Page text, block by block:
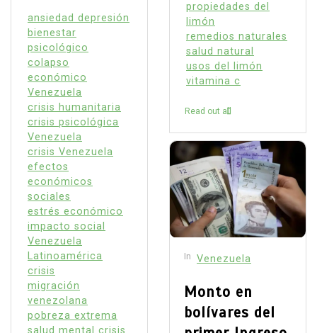
ansiedad depresión
bienestar
psicológico
colapso
económico
Venezuela
crisis humanitaria
crisis psicológica
Venezuela
crisis Venezuela
efectos
económicos
sociales
estrés económico
impacto social
Venezuela
Latinoamérica
crisis
migración
venezolana
pobreza extrema
propiedades del
limón
remedios naturales
salud natural
usos del limón
vitamina c
Read out all
In Venezuela
Monto en
bolívares del